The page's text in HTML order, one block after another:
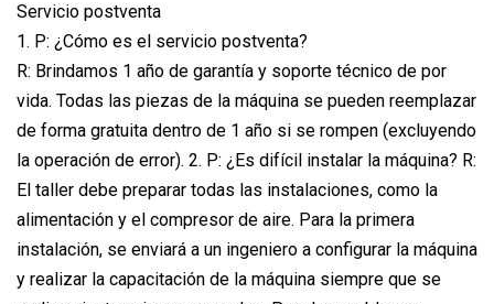
Servicio postventa
1. P: ¿Cómo es el servicio postventa?
R: Brindamos 1 año de garantía y soporte técnico de por
vida. Todas las piezas de la máquina se pueden reemplazar
de forma gratuita dentro de 1 año si se rompen (excluyendo
la operación de error). 2. P: ¿Es difícil instalar la máquina? R:
El taller debe preparar todas las instalaciones, como la
alimentación y el compresor de aire. Para la primera
instalación, se enviará a un ingeniero a configurar la máquina
y realizar la capacitación de la máquina siempre que se